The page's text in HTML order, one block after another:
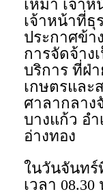
เหมา เจ้า
เจ้าหน้าที่ธุ
ประกาศข้า
การจัดจ้าง
บริการ ที่ฝ่
เกษตรและ
ศาลากลาง
บางแก้ว อำ
อ่างทอง
ในวันจันทร์
เวลา